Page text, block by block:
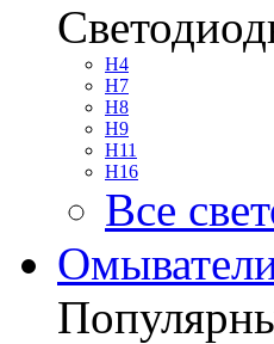
H4
H7
H8
H9
H11
H16
Все